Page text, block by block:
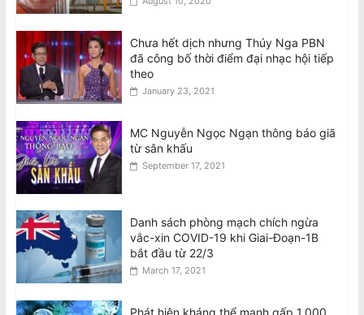
Chưa hết dịch nhưng Thúy Nga PBN
đã công bố thời điểm đại nhạc hội tiếp
theo
January 23, 2021
MC Nguyễn Ngọc Ngạn thông báo giã
từ sân khấu
September 17, 2021
Danh sách phòng mạch chích ngừa
vắc-xin COVID-19 khi Giai-Đoạn-1B
bắt đầu từ 22/3
March 17, 2021
Phát hiện kháng thể mạnh gấp 1,000